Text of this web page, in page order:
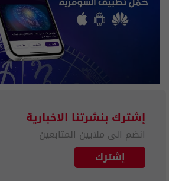
إشترك بنشرتنا الاخبارية
انضم الى ملايين المتابعين
إشترك